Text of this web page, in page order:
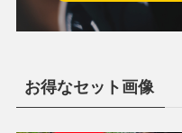
お得なセット画像